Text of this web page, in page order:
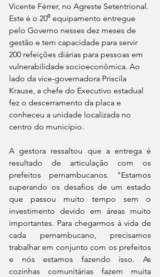
Vicente Férrer, no Agreste Setentrional.
Este é o 20⁰ equipamento entregue
pelo Governo nesses dez meses de
gestão e tem capacidade para servir
200 refeições diárias para pessoas em
vulnerabilidade socioeconômica. Ao
lado da vice-governadora Priscila
Krause, a chefe do Executivo estadual
fez o descerramento da placa e
conheceu a unidade localizada no
centro do município.
A gestora ressaltou que a entrega é
resultado de articulação com os
prefeitos pernambucanos. "Estamos
superando os desafios de um estado
que passou muito tempo sem o
investimento devido em áreas muito
importantes. Para chegarmos à vida de
cada pernambucano, precisamos
trabalhar em conjunto com os prefeitos
e nós estamos fazendo isso. As
cozinhas comunitárias fazem muita